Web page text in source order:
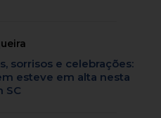
sorrisos e celebrações:
esteve em alta nesta
SC